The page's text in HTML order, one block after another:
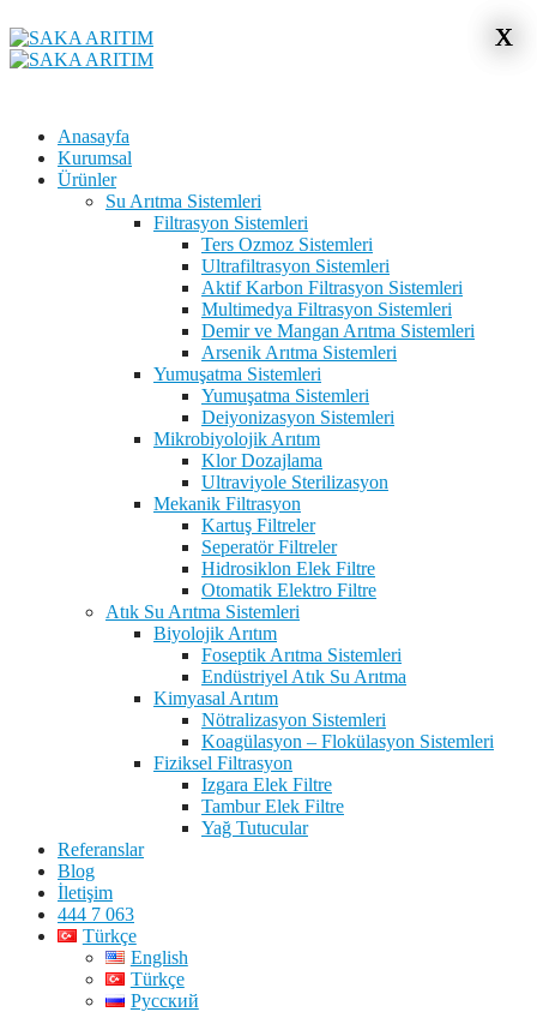
Anasayfa
Kurumsal
Ürünler
Su Arıtma Sistemleri
Filtrasyon Sistemleri
Ters Ozmoz Sistemleri
Ultrafiltrasyon Sistemleri
Aktif Karbon Filtrasyon Sistemleri
Multimedya Filtrasyon Sistemleri
Demir ve Mangan Arıtma Sistemleri
Arsenik Arıtma Sistemleri
Yumuşatma Sistemleri
Yumuşatma Sistemleri
Deiyonizasyon Sistemleri
Mikrobiyolojik Arıtım
Klor Dozajlama
Ultraviyole Sterilizasyon
Mekanik Filtrasyon
Kartuş Filtreler
Seperatör Filtreler
Hidrosiklon Elek Filtre
Otomatik Elektro Filtre
Atık Su Arıtma Sistemleri
Biyolojik Arıtım
Foseptik Arıtma Sistemleri
Endüstriyel Atık Su Arıtma
Kimyasal Arıtım
Nötralizasyon Sistemleri
Koagülasyon – Flokülasyon Sistemleri
Fiziksel Filtrasyon
Izgara Elek Filtre
Tambur Elek Filtre
Yağ Tutucular
Referanslar
Blog
İletişim
444 7 063
Türkçe
English
Türkçe
Русский
x
x